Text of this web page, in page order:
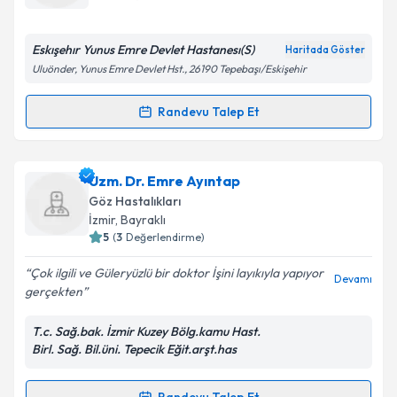
bilgilendireceğiz.
Kişisel verilerimin işlenmesine ilişkinAydınlatma
kapsamda işlenmesini kabul ediyorum.
Takvim Talebini Gönder
Eskışehır Yunus Emre Devlet Hastanesı(S) Haritada Göster
Uluönder, Yunus Emre Devlet Hst., 26190 Tepebaşı/Eskişehir
Randevu Talep Et
Randevu Takvimi Talebi
Dr. Sertan Sarıiçin randevu takvimi talebi oluşturun.
Size bu uzmandan randevu almanız için bir takvim
hazırlandığında e-posta ile bilgilendireceğiz.
Kişisel verilerimin işlenmesine ilişkin
Metni'ni okudum ve kişisel verilerimin belirtilen
Uzm. Dr. Emre Ayıntap
Göz Hastalıkları
İzmir, Bayraklı
5 (3 Değerlendirme)
Çok ilgili ve Güleryüzlü bir doktor İşini layıkıyla yapıyor
gerçekten
Devamı
T.c. Sağ.bak. İzmir Kuzey Bölg.kamu Hast.
Birl. Sağ. Bil.üni. Tepecik Eğit.arşt.has